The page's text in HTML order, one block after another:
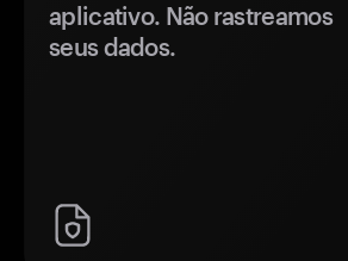
aplicativo. Não rastreamos
seus dados.